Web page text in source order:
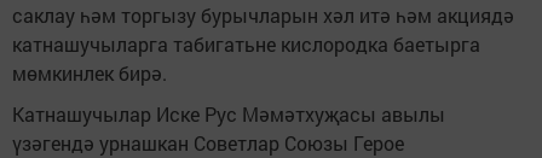
саклау һәм торгызу бурычларын хәл итә һәм акциядә
катнашучыларга табигатьне кислородка баетырга
мөмкинлек бирә.
Катнашучылар Иске Рус Мәмәтхуҗасы авылы
үзәгендә урнашкан Советлар Союзы Герое